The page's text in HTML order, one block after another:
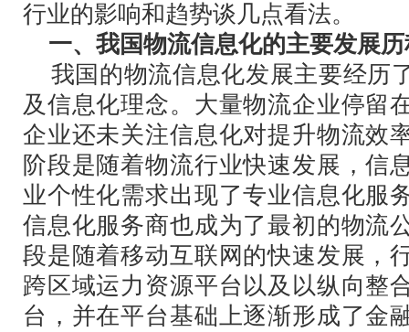
行业的影响和趋势谈几点看法。
一、我国物流信息化的主要发展历
我国的物流信息化发展主要经历
及信息化理念。大量物流企业停留
企业还未关注信息化对提升物流效
阶段是随着物流行业快速发展，信
业个性化需求出现了专业信息化服
信息化服务商也成为了最初的物流
段是随着移动互联网的快速发展，
跨区域运力资源平台以及以纵向整
台，并在平台基础上逐渐形成了金